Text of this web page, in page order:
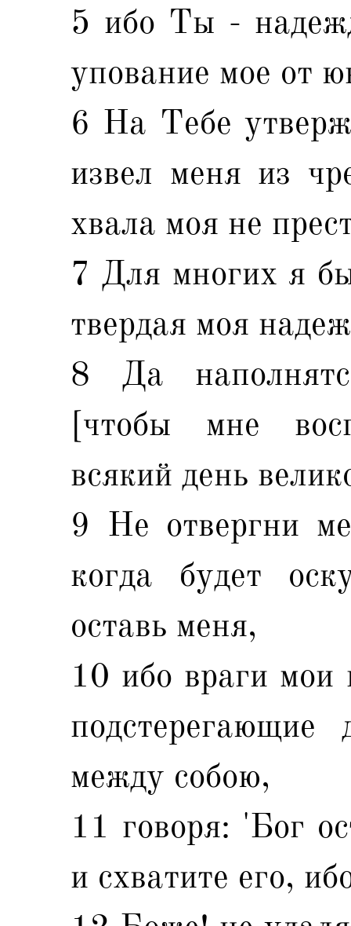
5 ибо Ты -
упование мое от
6 На Тебе
извел меня из
хвала моя не
7 Для многих я
твердая моя
8 Да
[чтобы мне
всякий день
9 Не отвергни
когда будет
оставь меня,
10 ибо враги мои
между собою,
11 говоря: 'Бог
и схватите его,